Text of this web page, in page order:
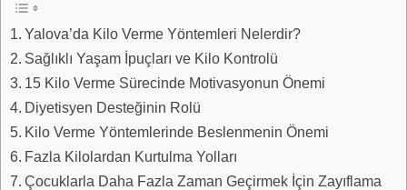
Yalova’da Kilo Verme Yöntemleri Nelerdir?
Sağlıklı Yaşam İpuçları ve Kilo Kontrolü
15 Kilo Verme Sürecinde Motivasyonun Önemi
Diyetisyen Desteğinin Rolü
Kilo Verme Yöntemlerinde Beslenmenin Önemi
Fazla Kilolardan Kurtulma Yolları
Çocuklarla Daha Fazla Zaman Geçirmek İçin Zayıflama